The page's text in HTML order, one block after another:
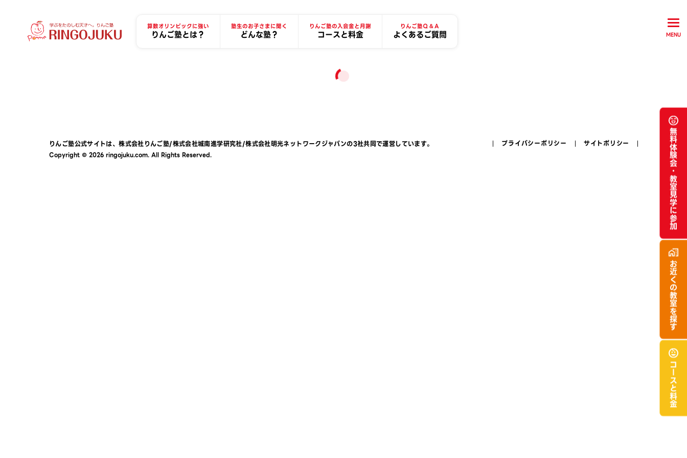
算数オリンピックに強い
りんご塾とは？
塾生のお子さまに聞く
どんな塾？
りんご塾の入会金と月謝
コースと料金
りんご塾Ｑ＆Ａ
よくあるご質問 MENU
無料体験会・
教室見学に参加
お近くの
教室を探す
コースと
料金
プライバシーポリシー サイトポリシー
りんご塾公式サイトは、株式会社りんご塾/株式会社城南進学研究社/株式会社明光ネットワークジャパンの3社共同で運営しています。
Copyright © 2026 ringojuku.com. All Rights Reserved.